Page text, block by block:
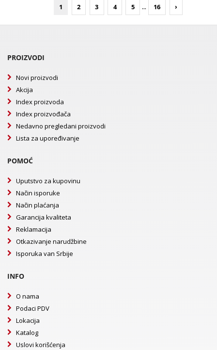
1 2 3 4 5 ... 16 ›
PROIZVODI
Novi proizvodi
Akcija
Index proizvoda
Index proizvođača
Nedavno pregledani proizvodi
Lista za upoređivanje
POMOĆ
Uputstvo za kupovinu
Način isporuke
Način plaćanja
Garancija kvaliteta
Reklamacija
Otkazivanje narudžbine
Isporuka van Srbije
INFO
O nama
Podaci PDV
Lokacija
Katalog
Uslovi korišćenja